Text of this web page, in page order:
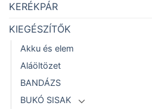
KERÉKPÁR
KIEGÉSZÍTŐK
Akku és elem
Aláöltözet
BANDÁZS
BUKÓ SISAK